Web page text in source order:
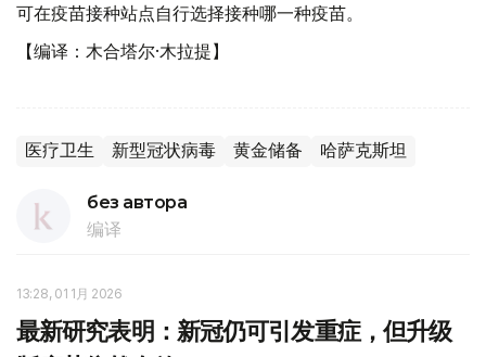
可在疫苗接种站点自行选择接种哪一种疫苗。
【编译：木合塔尔·木拉提】
医疗卫生 新型冠状病毒 黄金储备 哈萨克斯坦
без автора
编译
13:28, 01 1月 2026
最新研究表明：新冠仍可引发重症，但升级